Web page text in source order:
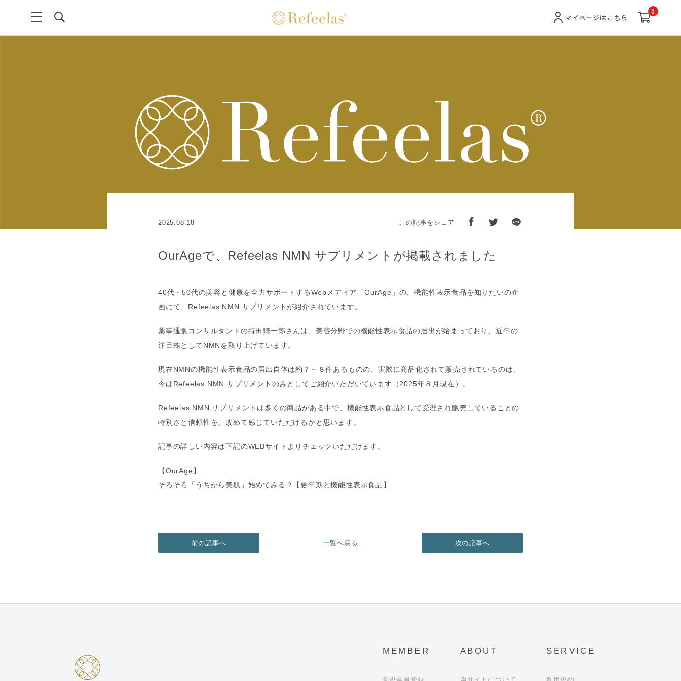
マイページはこちら
0
2025.08.18 この記事をシェア
OurAgeで、Refeelas NMN サプリメントが掲載されました
40代・50代の美容と健康を全力サポートするWebメディア「OurAge」の、機能性表示食品を知りたいの企
画にて、Refeelas NMN サプリメントが紹介されています。
薬事通販コンサルタントの持田騎一郎さんは、美容分野での機能性表示食品の届出が始まっており、近年の
注目株としてNMNを取り上げています。
現在NMNの機能性表示食品の届出自体は約７～８件あるものの、実際に商品化されて販売されているのは、
今はRefeelas NMN サプリメントのみとしてご紹介いただいています（2025年８月現在）。
Refeelas NMN サプリメントは多くの商品がある中で、機能性表示食品として受理され販売していることの
特別さと信頼性を、改めて感じていただけるかと思います。
記事の詳しい内容は下記のWEBサイトよりチェックいただけます。
【OurAge】
そろそろ「うちから美肌」始めてみる？【更年期と機能性表示食品】
前の記事へ 一覧へ戻る 次の記事へ
MEMBER ABOUT SERVICE